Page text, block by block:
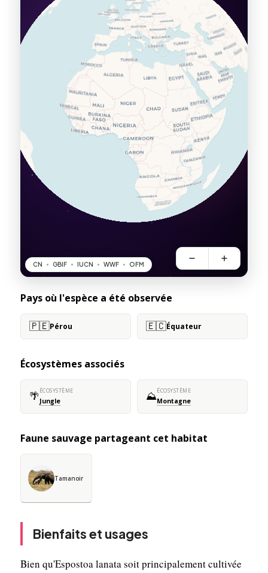
Pays où l'espèce a été observée
🇵🇪Pérou 🇪🇨Équateur
Écosystèmes associés
🌴ÉCOSYSTÈME
Jungle ⛰️ÉCOSYSTÈME
Montagne
Faune sauvage partageant cet habitat
Tamanoir
Bienfaits et usages
Bien qu'Espostoa lanata soit principalement cultivée